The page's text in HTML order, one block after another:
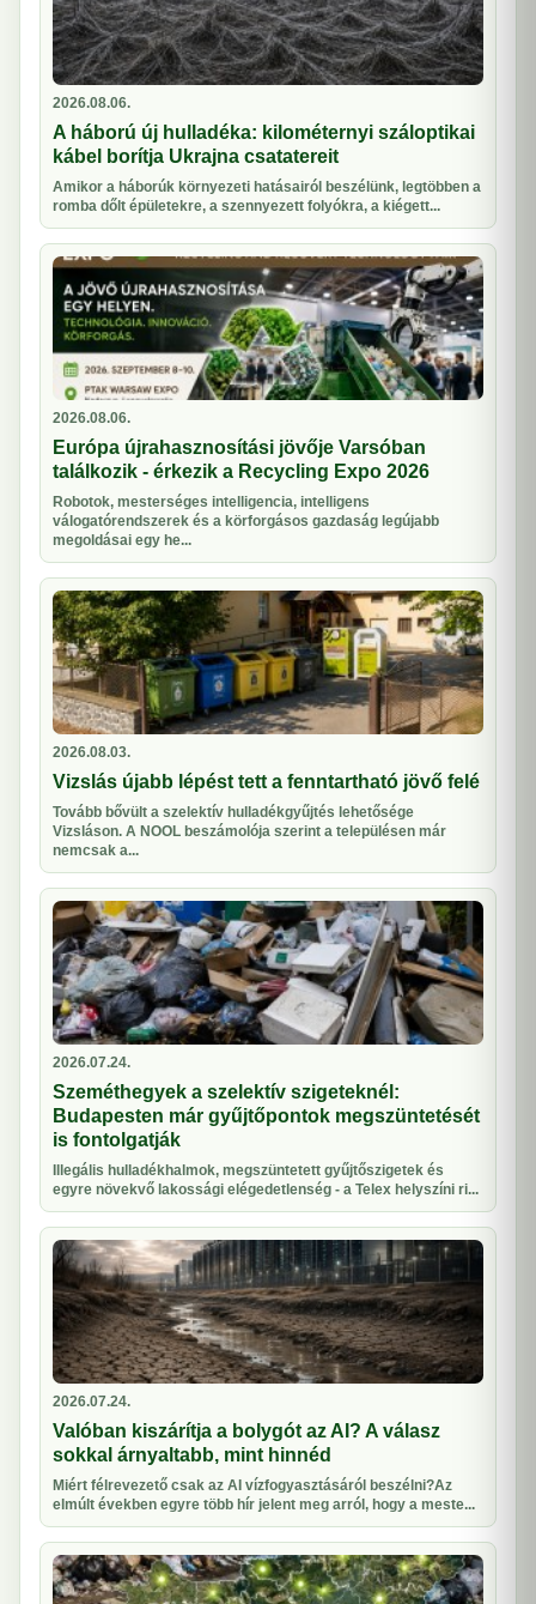
2026.08.06.
A háború új hulladéka: kilométernyi száloptikai
kábel borítja Ukrajna csatatereit
Amikor a háborúk környezeti hatásairól beszélünk, legtöbben a
romba dőlt épületekre, a szennyezett folyókra, a kiégett...
2026.08.06.
Európa újrahasznosítási jövője Varsóban
találkozik - érkezik a Recycling Expo 2026
Robotok, mesterséges intelligencia, intelligens
válogatórendszerek és a körforgásos gazdaság legújabb
megoldásai egy he...
2026.08.03.
Vizslás újabb lépést tett a fenntartható jövő felé
Tovább bővült a szelektív hulladékgyűjtés lehetősége
Vizsláson. A NOOL beszámolója szerint a településen már
nemcsak a...
2026.07.24.
Szeméthegyek a szelektív szigeteknél:
Budapesten már gyűjtőpontok megszüntetését
is fontolgatják
Illegális hulladékhalmok, megszüntetett gyűjtőszigetek és
egyre növekvő lakossági elégedetlenség - a Telex helyszíni ri...
2026.07.24.
Valóban kiszárítja a bolygót az AI? A válasz
sokkal árnyaltabb, mint hinnéd
Miért félrevezető csak az AI vízfogyasztásáról beszélni?Az
elmúlt években egyre több hír jelent meg arról, hogy a meste...